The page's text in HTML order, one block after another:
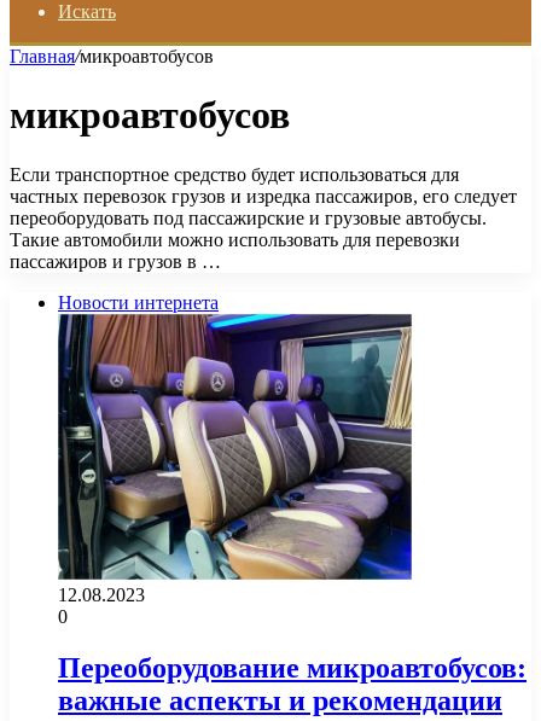
Искать
Главная/микроавтобусов
микроавтобусов
Если транспортное средство будет использоваться для
частных перевозок грузов и изредка пассажиров, его следует
переоборудовать под пассажирские и грузовые автобусы.
Такие автомобили можно использовать для перевозки
пассажиров и грузов в …
Новости интернета
12.08.2023
0
Переоборудование микроавтобусов:
важные аспекты и рекомендации